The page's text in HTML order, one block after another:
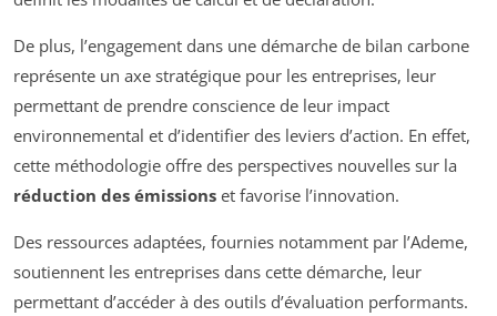
De plus, l’engagement dans une démarche de bilan carbone
représente un axe stratégique pour les entreprises, leur
permettant de prendre conscience de leur impact
environnemental et d’identifier des leviers d’action. En effet,
cette méthodologie offre des perspectives nouvelles sur la
réduction des émissions et favorise l’innovation.
Des ressources adaptées, fournies notamment par l’Ademe,
soutiennent les entreprises dans cette démarche, leur
permettant d’accéder à des outils d’évaluation performants.